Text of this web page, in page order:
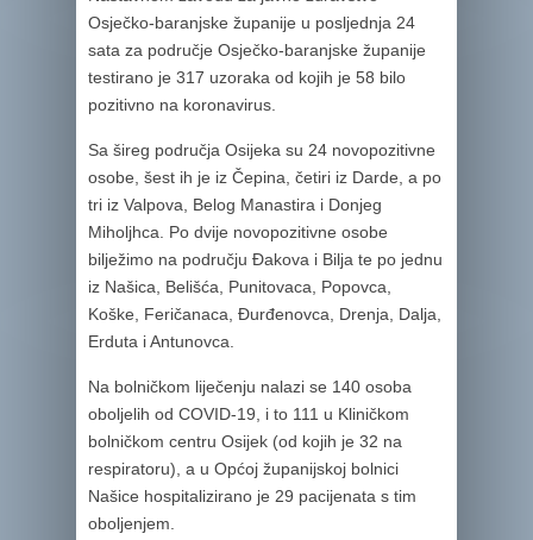
Osječko-baranjske županije u posljednja 24
sata za područje Osječko-baranjske županije
testirano je 317 uzoraka od kojih je 58 bilo
pozitivno na koronavirus.
Sa šireg područja Osijeka su 24 novopozitivne
osobe, šest ih je iz Čepina, četiri iz Darde, a po
tri iz Valpova, Belog Manastira i Donjeg
Miholjhca. Po dvije novopozitivne osobe
bilježimo na području Đakova i Bilja te po jednu
iz Našica, Belišća, Punitovaca, Popovca,
Koške, Feričanaca, Đurđenovca, Drenja, Dalja,
Erduta i Antunovca.
Na bolničkom liječenju nalazi se 140 osoba
oboljelih od COVID-19, i to 111 u Kliničkom
bolničkom centru Osijek (od kojih je 32 na
respiratoru), a u Općoj županijskoj bolnici
Našice hospitalizirano je 29 pacijenata s tim
oboljenjem.